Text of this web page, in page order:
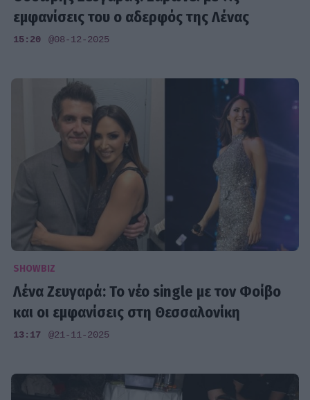
εμφανίσεις του ο αδερφός της Λένας
15:20 @08-12-2025
SHOWBIZ
Λένα Ζευγαρά: Το νέο single με τον Φοίβο
και οι εμφανίσεις στη Θεσσαλονίκη
13:17 @21-11-2025